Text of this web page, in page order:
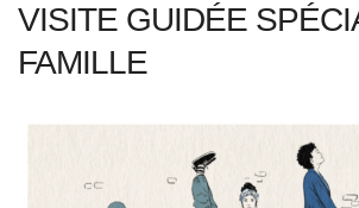
VISITE GUIDÉE
FAMILLE